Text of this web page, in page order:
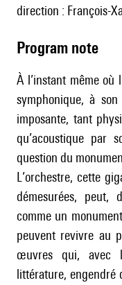
direction : François-
Program note
À l’instant même où
symphonique, à
imposante, tant
qu’acoustique par
question du
L’orchestre, cette
démesurées,
comme un
peuvent revivre au
œuvres qui, avec
littérature, engendré